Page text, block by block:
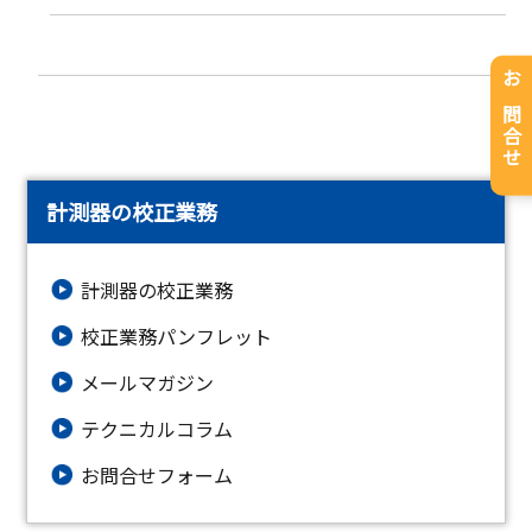
計測器の校正業務
計測器の校正業務
校正業務パンフレット
メールマガジン
テクニカルコラム
お問合せフォーム
お問合せ